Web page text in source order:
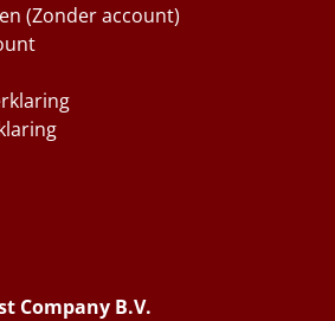
(Zonder account)
Company B.V.